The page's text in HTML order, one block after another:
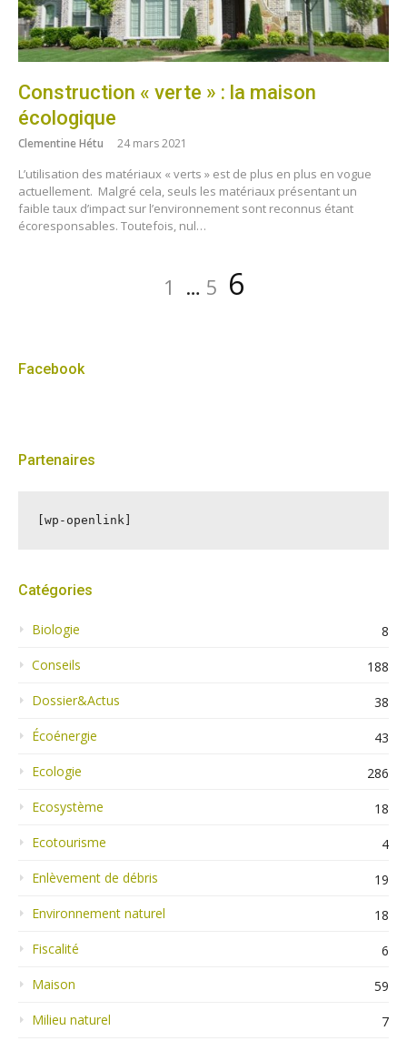
Construction « verte » : la maison
écologique
Clementine Hétu 24 mars 2021
L’utilisation des matériaux « verts » est de plus en plus en vogue
actuellement. Malgré cela, seuls les matériaux présentant un
faible taux d’impact sur l’environnement sont reconnus étant
écoresponsables. Toutefois, nul…
Page
1 … Page
5 Page
6
Facebook
Partenaires
[wp-openlink]
Catégories
Biologie
8
Conseils
188
Dossier&Actus
38
Écoénergie
43
Ecologie
286
Ecosystème
18
Ecotourisme
4
Enlèvement de débris
19
Environnement naturel
18
Fiscalité
6
Maison
59
Milieu naturel
7